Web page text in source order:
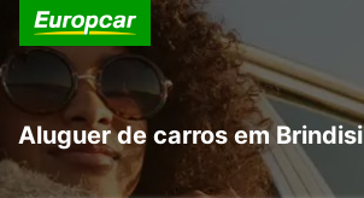
Aluguer de carros em Brindisi